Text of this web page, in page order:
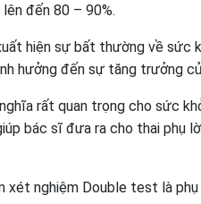
đến 80 – 90%.
hiện sự bất thường về sức
hưởng đến sự tăng trưởng
rất quan trọng cho sức
bác sĩ đưa ra cho thai phụ
nghiệm Double test là